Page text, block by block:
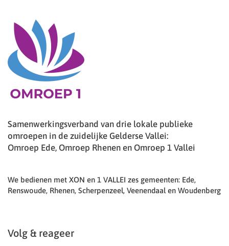
Samenwerkingsverband van drie lokale publieke
omroepen in de zuidelijke Gelderse Vallei:
Omroep Ede, Omroep Rhenen en Omroep 1 Vallei
We bedienen met XON en 1 VALLEI zes gemeenten: Ede,
Renswoude, Rhenen, Scherpenzeel, Veenendaal en Woudenberg
Volg & reageer